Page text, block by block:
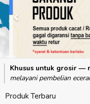
Khusus untuk grosir —
melayani pembelian
Produk Terbaru